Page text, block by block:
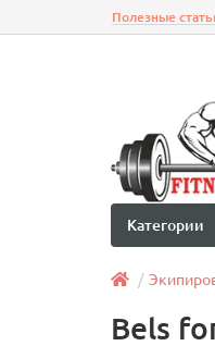
Полезные
Категории
Bels